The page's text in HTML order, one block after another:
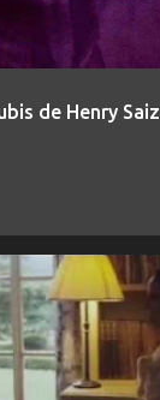
de Henry Saiz